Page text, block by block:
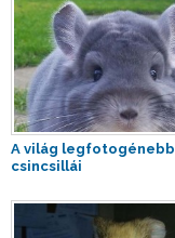
A világ legfotogénebb
csincsillái